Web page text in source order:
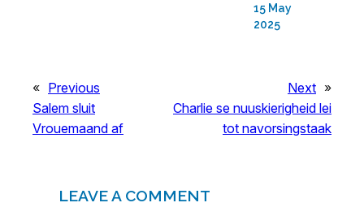
15 May
2025
« Previous
Salem sluit
Vrouemaand af
Next »
Charlie se nuuskierigheid lei
tot navorsingstaak
LEAVE A COMMENT